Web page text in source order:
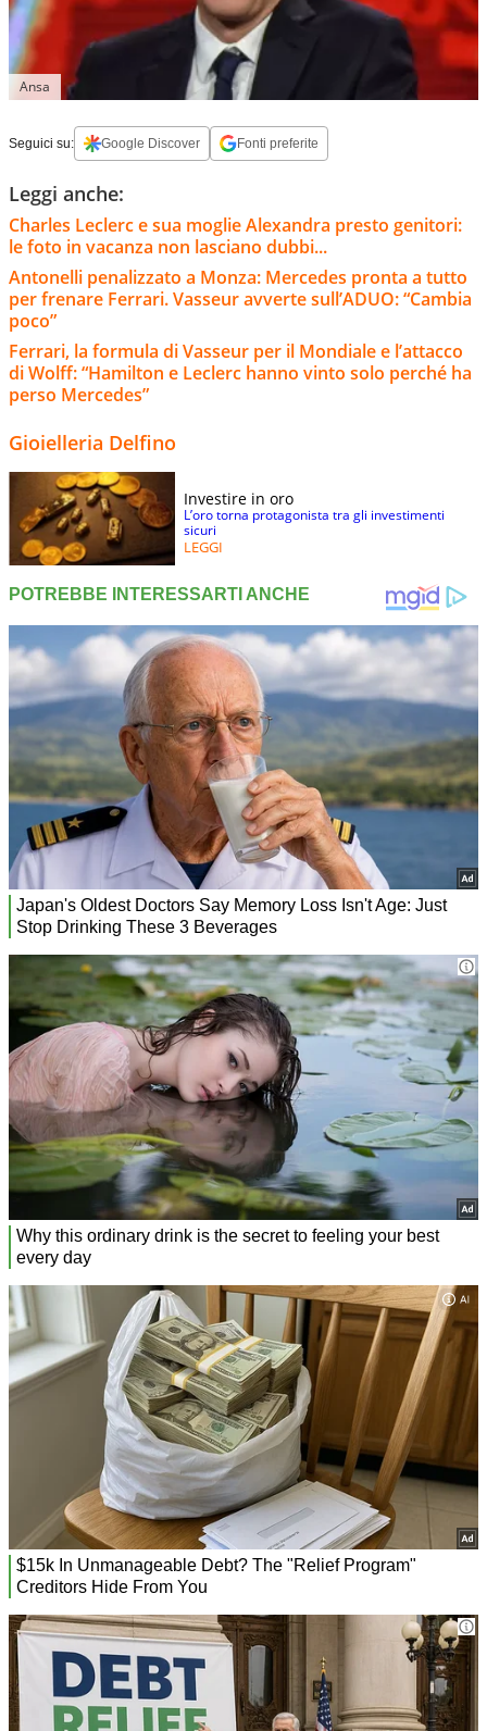
Ansa
Seguici su: Google Discover Fonti preferite
Leggi anche:
Charles Leclerc e sua moglie Alexandra presto genitori:
le foto in vacanza non lasciano dubbi...
Antonelli penalizzato a Monza: Mercedes pronta a tutto
per frenare Ferrari. Vasseur avverte sull’ADUO: “Cambia
poco”
Ferrari, la formula di Vasseur per il Mondiale e l’attacco
di Wolff: “Hamilton e Leclerc hanno vinto solo perché ha
perso Mercedes”
Gioielleria Delfino
Investire in oro
L’oro torna protagonista tra gli investimenti
sicuri
LEGGI